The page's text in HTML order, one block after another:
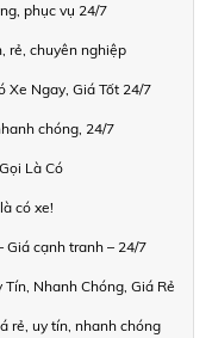
phục vụ 24/7
rẻ, chuyên nghiệp
Xe Ngay, Giá Tốt 24/7
chóng, 24/7
Là Có
có xe!
Giá cạnh tranh – 24/7
Nhanh Chóng, Giá Rẻ
rẻ, uy tín, nhanh chóng